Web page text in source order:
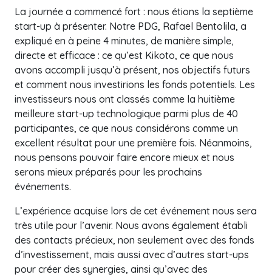
La journée a commencé fort : nous étions la septième
start-up à présenter. Notre PDG, Rafael Bentolila, a
expliqué en à peine 4 minutes, de manière simple,
directe et efficace : ce qu’est Kikoto, ce que nous
avons accompli jusqu’à présent, nos objectifs futurs
et comment nous investirions les fonds potentiels. Les
investisseurs nous ont classés comme la huitième
meilleure start-up technologique parmi plus de 40
participantes, ce que nous considérons comme un
excellent résultat pour une première fois. Néanmoins,
nous pensons pouvoir faire encore mieux et nous
serons mieux préparés pour les prochains
événements.
L’expérience acquise lors de cet événement nous sera
très utile pour l’avenir. Nous avons également établi
des contacts précieux, non seulement avec des fonds
d’investissement, mais aussi avec d’autres start-ups
pour créer des synergies, ainsi qu’avec des